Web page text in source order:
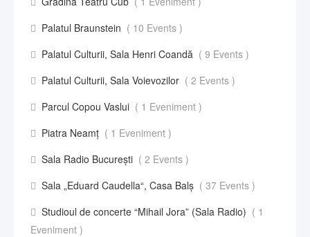
Palatul Braunstein ( 10 Events )
Palatul Culturii, Sala Henri Coandă ( 9 Events )
Palatul Culturii, Sala Voievozilor ( 2 Events )
Parcul Copou Vaslui ( 1 Eveniment )
Piatra Neamț ( 1 Eveniment )
Sala Radio București ( 2 Events )
Sala „Eduard Caudella“, Casa Balş ( 37 Events )
Studioul de concerte “Mihail Jora” (Sala Radio) ( 1
Eveniment )